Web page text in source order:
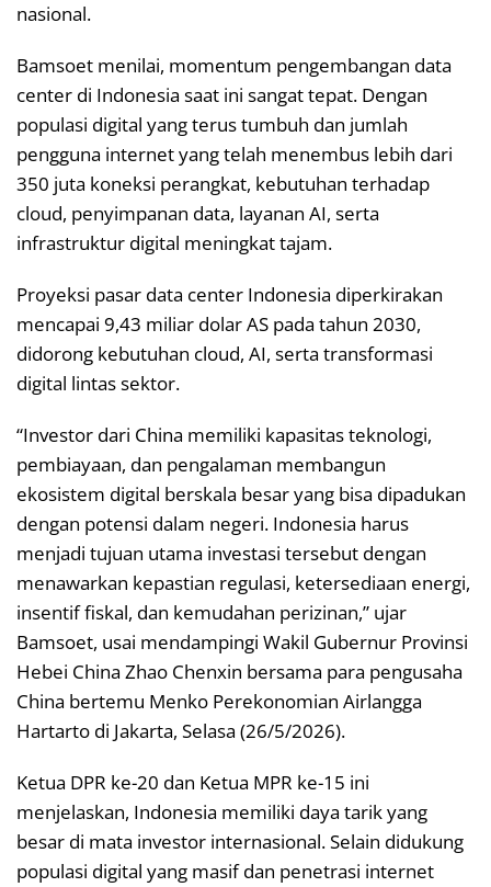
nasional.
Bamsoet menilai, momentum pengembangan data
center di Indonesia saat ini sangat tepat. Dengan
populasi digital yang terus tumbuh dan jumlah
pengguna internet yang telah menembus lebih dari
350 juta koneksi perangkat, kebutuhan terhadap
cloud, penyimpanan data, layanan AI, serta
infrastruktur digital meningkat tajam.
Proyeksi pasar data center Indonesia diperkirakan
mencapai 9,43 miliar dolar AS pada tahun 2030,
didorong kebutuhan cloud, AI, serta transformasi
digital lintas sektor.
“Investor dari China memiliki kapasitas teknologi,
pembiayaan, dan pengalaman membangun
ekosistem digital berskala besar yang bisa dipadukan
dengan potensi dalam negeri. Indonesia harus
menjadi tujuan utama investasi tersebut dengan
menawarkan kepastian regulasi, ketersediaan energi,
insentif fiskal, dan kemudahan perizinan,” ujar
Bamsoet, usai mendampingi Wakil Gubernur Provinsi
Hebei China Zhao Chenxin bersama para pengusaha
China bertemu Menko Perekonomian Airlangga
Hartarto di Jakarta, Selasa (26/5/2026).
Ketua DPR ke-20 dan Ketua MPR ke-15 ini
menjelaskan, Indonesia memiliki daya tarik yang
besar di mata investor internasional. Selain didukung
populasi digital yang masif dan penetrasi internet